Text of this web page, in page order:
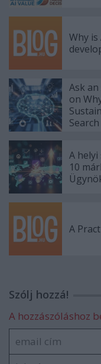
Why
Ask
on
Search
A
10
A
Szólj hozzá!
A hozzászóláshoz